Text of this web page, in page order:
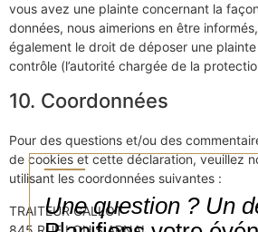
vous avez une plainte concernant la
données, nous aimerions en être
également le droit de déposer une
contrôle (l’autorité chargée de la
10. Coordonnées
Pour des questions et/ou des
de cookies et cette déclaration, veuillez
utilisant les coordonnées suivantes :
TRAITEUR GALLOT
Une question ? Un